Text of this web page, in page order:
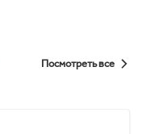
Посмотреть все